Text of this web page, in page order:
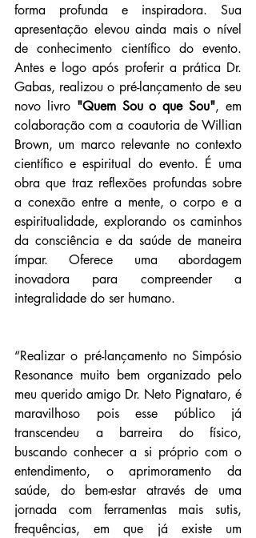
forma profunda e inspiradora. Sua
apresentação elevou ainda mais o nível
de conhecimento científico do evento.
Antes e logo após proferir a prática Dr.
Gabas, realizou o pré-lançamento de seu
novo livro "Quem Sou o que Sou", em
colaboração com a coautoria de Willian
Brown, um marco relevante no contexto
científico e espiritual do evento. É uma
obra que traz reflexões profundas sobre
a conexão entre a mente, o corpo e a
espiritualidade, explorando os caminhos
da consciência e da saúde de maneira
ímpar. Oferece uma abordagem
inovadora para compreender a
integralidade do ser humano.
“Realizar o pré-lançamento no Simpósio
Resonance muito bem organizado pelo
meu querido amigo Dr. Neto Pignataro, é
maravilhoso pois esse público já
transcendeu a barreira do físico,
buscando conhecer a si próprio com o
entendimento, o aprimoramento da
saúde, do bem-estar através de uma
jornada com ferramentas mais sutis,
frequências, em que já existe um